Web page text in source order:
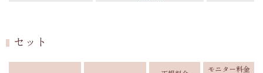
セット
モニター料金